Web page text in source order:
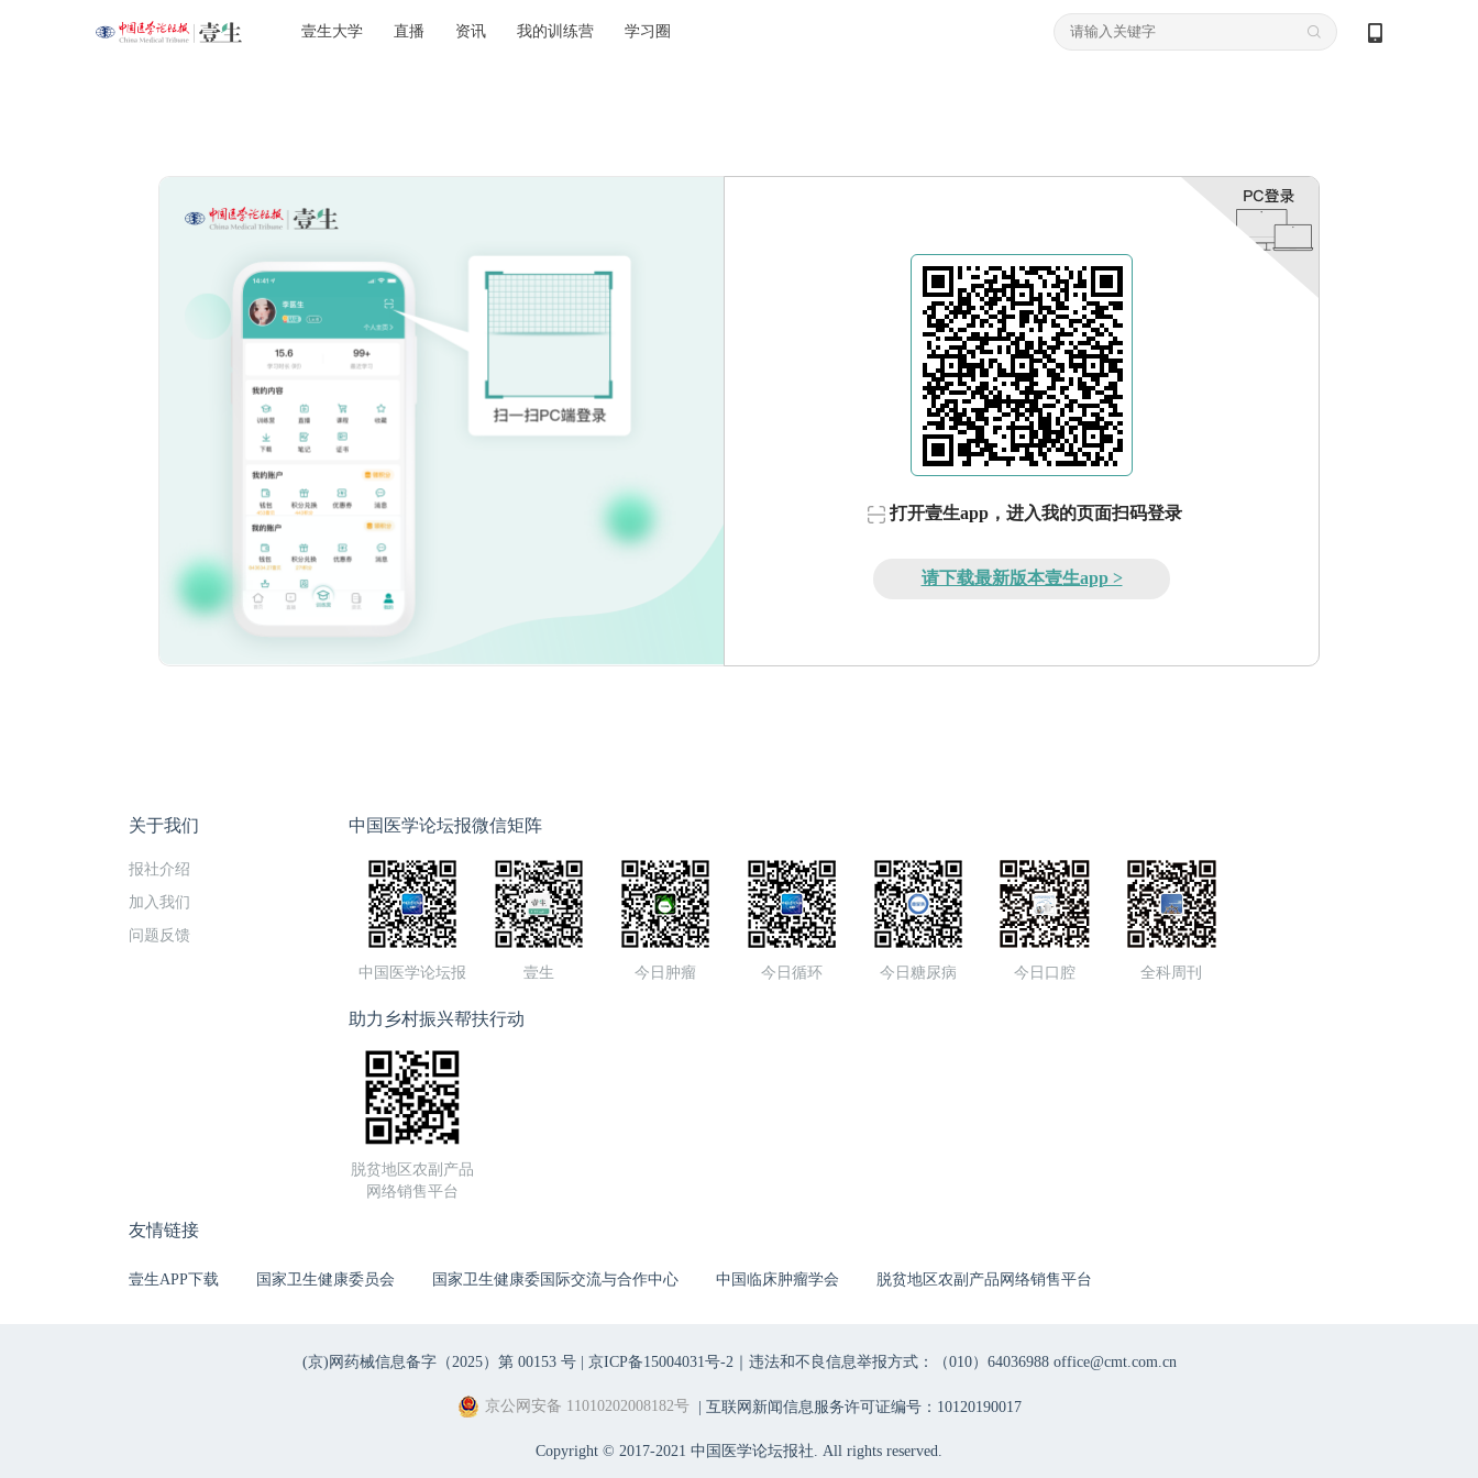
壹生大学 直播 资讯 我的训练营 学习圈
打开壹生app，进入我的页面扫码登录
请下载最新版本壹生app >
关于我们
报社介绍
加入我们
问题反馈
中国医学论坛报微信矩阵
中国医学论坛报 壹生 今日肿瘤 今日循环 今日糖尿病 今日口腔 全科周刊
助力乡村振兴帮扶行动
脱贫地区农副产品
网络销售平台
友情链接
壹生APP下载 国家卫生健康委员会 国家卫生健康委国际交流与合作中心 中国临床肿瘤学会 脱贫地区农副产品网络销售平台
(京)网药械信息备字（2025）第 00153 号 | 京ICP备15004031号-2｜违法和不良信息举报方式：（010）64036988 office@cmt.com.cn
京公网安备 11010202008182号| 互联网新闻信息服务许可证编号：10120190017
Copyright © 2017-2021 中国医学论坛报社. All rights reserved.